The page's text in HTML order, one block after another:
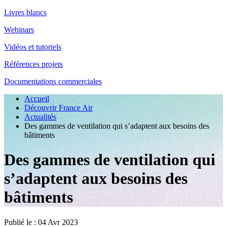
Livres blancs
Webinars
Vidéos et tutoriels
Références projets
Documentations commerciales
Accueil
Découvrir France Air
Actualités
Des gammes de ventilation qui s’adaptent aux besoins des
bâtiments
Des gammes de ventilation qui
s’adaptent aux besoins des
bâtiments
Publié le : 04 Avr 2023